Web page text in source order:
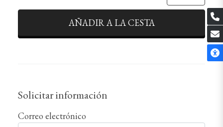
AÑADIR A LA CESTA
Solicitar información
Correo electrónico